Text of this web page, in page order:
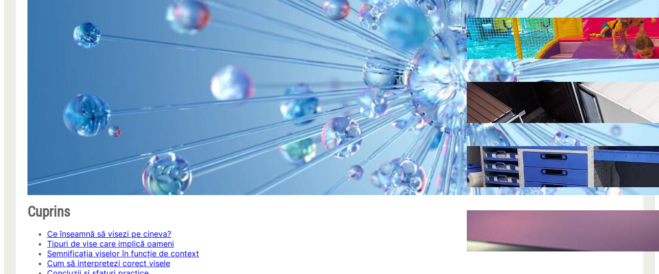
Cuprins
Ce înseamnă să visezi pe cineva?
Tipuri de vise care implică oameni
Semnificația viselor în funcție de context
Cum să interpretezi corect visele
LATEST POSTS
Soluții pentru părinții care vor să își vadă
copiii explorând în loc să stea pe
telefoane
iul. 25, 2026
Ce soluție de urmărire GPS este
recomandată pentru transport marfă
iul. 2, 2026
Atelier mobil: cum transformi o dubă
obișnuită într-un spațiu de lucru care
chiar funcționează
iun. 24, 2026
iun. 23, 2026